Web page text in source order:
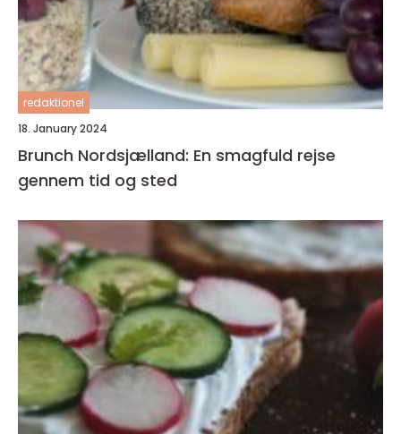
redaktionel
18. January 2024
Brunch Nordsjælland: En smagfuld rejse
gennem tid og sted